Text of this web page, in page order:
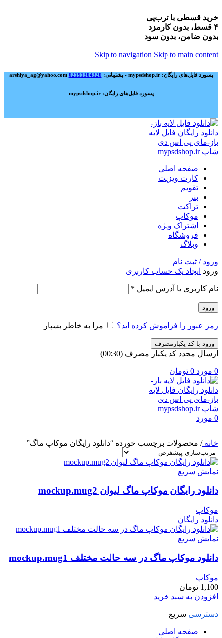
خرید قسطی با ترب‌پی
۴ قسط، بدون کارمزد
بدون ضامن، بدون سود
Skip to navigation Skip to main content
پسورد فایل‌های رایگان: mypsdshop.ir - پشتیبانی: arshiya_ag@yahoo.com 02191304320
پسورد فایل‌های رایگان: mypsdshop.ir
صفحه اصلی
کارت ویزیت
تقویم
بنر
تراکت
موکاپ
اشتراک ویژه
فروشگاه
وبلاگ
ورود / ثبت نام
ورود ایجاد یک حساب کاربری
نام کاربری یا آدرس ایمیل *
ورود
رمز عبور را فراموش کرده اید؟ مرا به خاطر بسپار
ورود با کد یکبارمصرف
ارسال مجدد کد یکبار مصرف (00:
30
)
0 مورد 0 تومان
0 مورد
خانه/ محصولات برچسب خورده “دانلود رایگان موکاپ ماگ”
نمایش سریع
دانلود رایگان موکاپ ماگ لیوان mockup.mug2
موکاپ
دانلود رایگان
نمایش سریع
دانلود موکاپ ماگ در سه حالت مختلف mockup.mug1
موکاپ
1,100 تومان
افزودن به سبد خرید
دسترسی سریع
صفحه اصلی